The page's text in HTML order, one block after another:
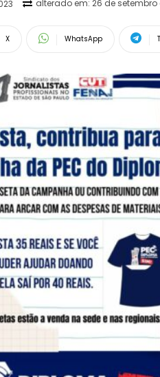
alterado em: 26 de setembro
X WhatsApp